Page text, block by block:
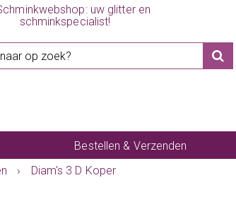
uw glitter en
schminkspecialist!
Bestellen & Verzenden
› Diam's 3 D Koper